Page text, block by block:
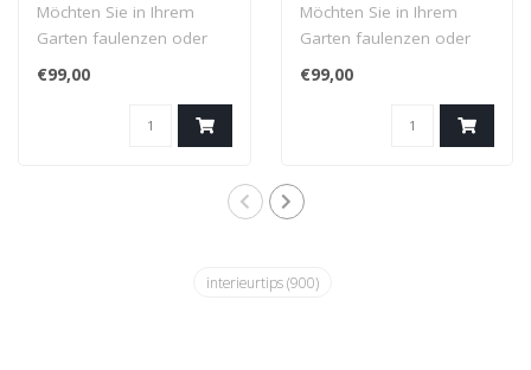
Möchten Sie in Ihrem
Garten faulenzen oder
gemütlich sitzen? Packen
Sie ihn am..
€99,00
Möchten Sie in Ihrem
Garten faulenzen oder
gemütlich sitzen? Packen
Sie ihn am..
€99,00
interieurtips(900)